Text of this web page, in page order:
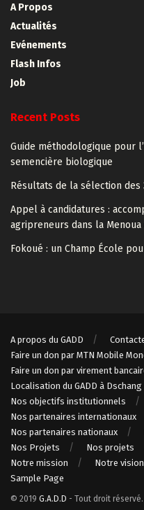
A Propos
Actualités
Evénements
Flash Infos
Job
Recent Posts
Guide méthodologique pour
semencière biologique
Résultats de la sélection des
Appel à candidatures :
agripreneurs dans la
Fokoué : un Champ École
A propos du GADD
Faire un don par MTN Mobile
Faire un don par virement
Localisation du GADD à Dschang
Nos objectifs institutionnels
Nos partenaires internationaux
Nos partenaires nationaux
Nos Projets
Nos projets
Notre mission
Notre vision
Sample Page
© 2019 G.A.D.D - Tout droit